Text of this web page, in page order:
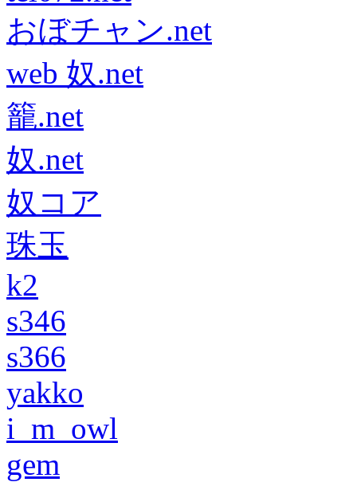
おぼチャン.net
web 奴.net
籠.net
奴.net
奴コア
珠玉
k2
s346
s366
yakko
i_m_owl
gem